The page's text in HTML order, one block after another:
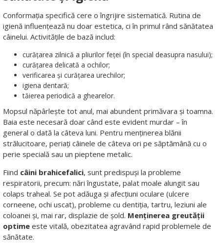
Conformația specifică cere o îngrijire sistematică. Rutina de
igienă influențează nu doar estetica, ci în primul rând sănătatea
câinelui. Activitățile de bază includ:
curățarea zilnică a pliurilor feței (în special deasupra nasului);
curățarea delicată a ochilor;
verificarea și curățarea urechilor;
igiena dentară;
tăierea periodică a ghearelor.
Mopsul năpârlește tot anul, mai abundent primăvara și toamna.
Baia este necesară doar când este evident murdar – în
general o dată la câteva luni. Pentru menținerea blănii
strălucitoare, periați câinele de câteva ori pe săptămână cu o
perie specială sau un pieptene metalic.
Fiind câini brahicefalici, sunt predispuși la probleme
respiratorii, precum: nări îngustate, palat moale alungit sau
colaps traheal. Se pot adăuga și afecțiuni oculare (ulcere
corneene, ochi uscat), probleme cu dentiția, tartru, leziuni ale
coloanei și, mai rar, displazie de șold. Menținerea greutății
optime este vitală, obezitatea agravând rapid problemele de
sănătate.